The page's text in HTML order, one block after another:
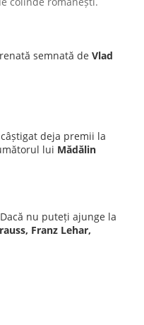
semnată de Vlad
deja premii la
lui Mădălin
nu puteți ajunge la
Franz Lehar,